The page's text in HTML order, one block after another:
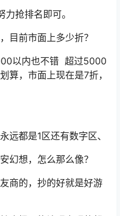
谨慎选择心仪职业！后
高？
其他回合制手游产出